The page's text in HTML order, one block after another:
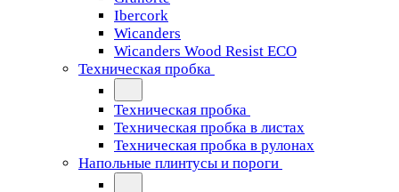
Ibercork
Wicanders
Wicanders Wood Resist ECO
Техническая пробка
Техническая пробка
Техническая пробка в листах
Техническая пробка в рулонах
Напольные плинтусы и пороги